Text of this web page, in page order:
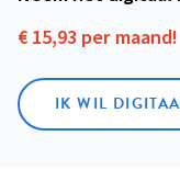
€ 15,93 per maand!
IK WIL